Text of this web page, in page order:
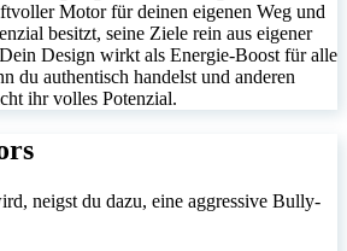
Motor für deinen eigenen Weg und
besitzt, seine Ziele rein aus eigener
Design wirkt als Energie-Boost für alle
du authentisch handelst und anderen
ihr volles Potenzial.
neigst du dazu, eine aggressive Bully-